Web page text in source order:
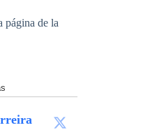
página de la